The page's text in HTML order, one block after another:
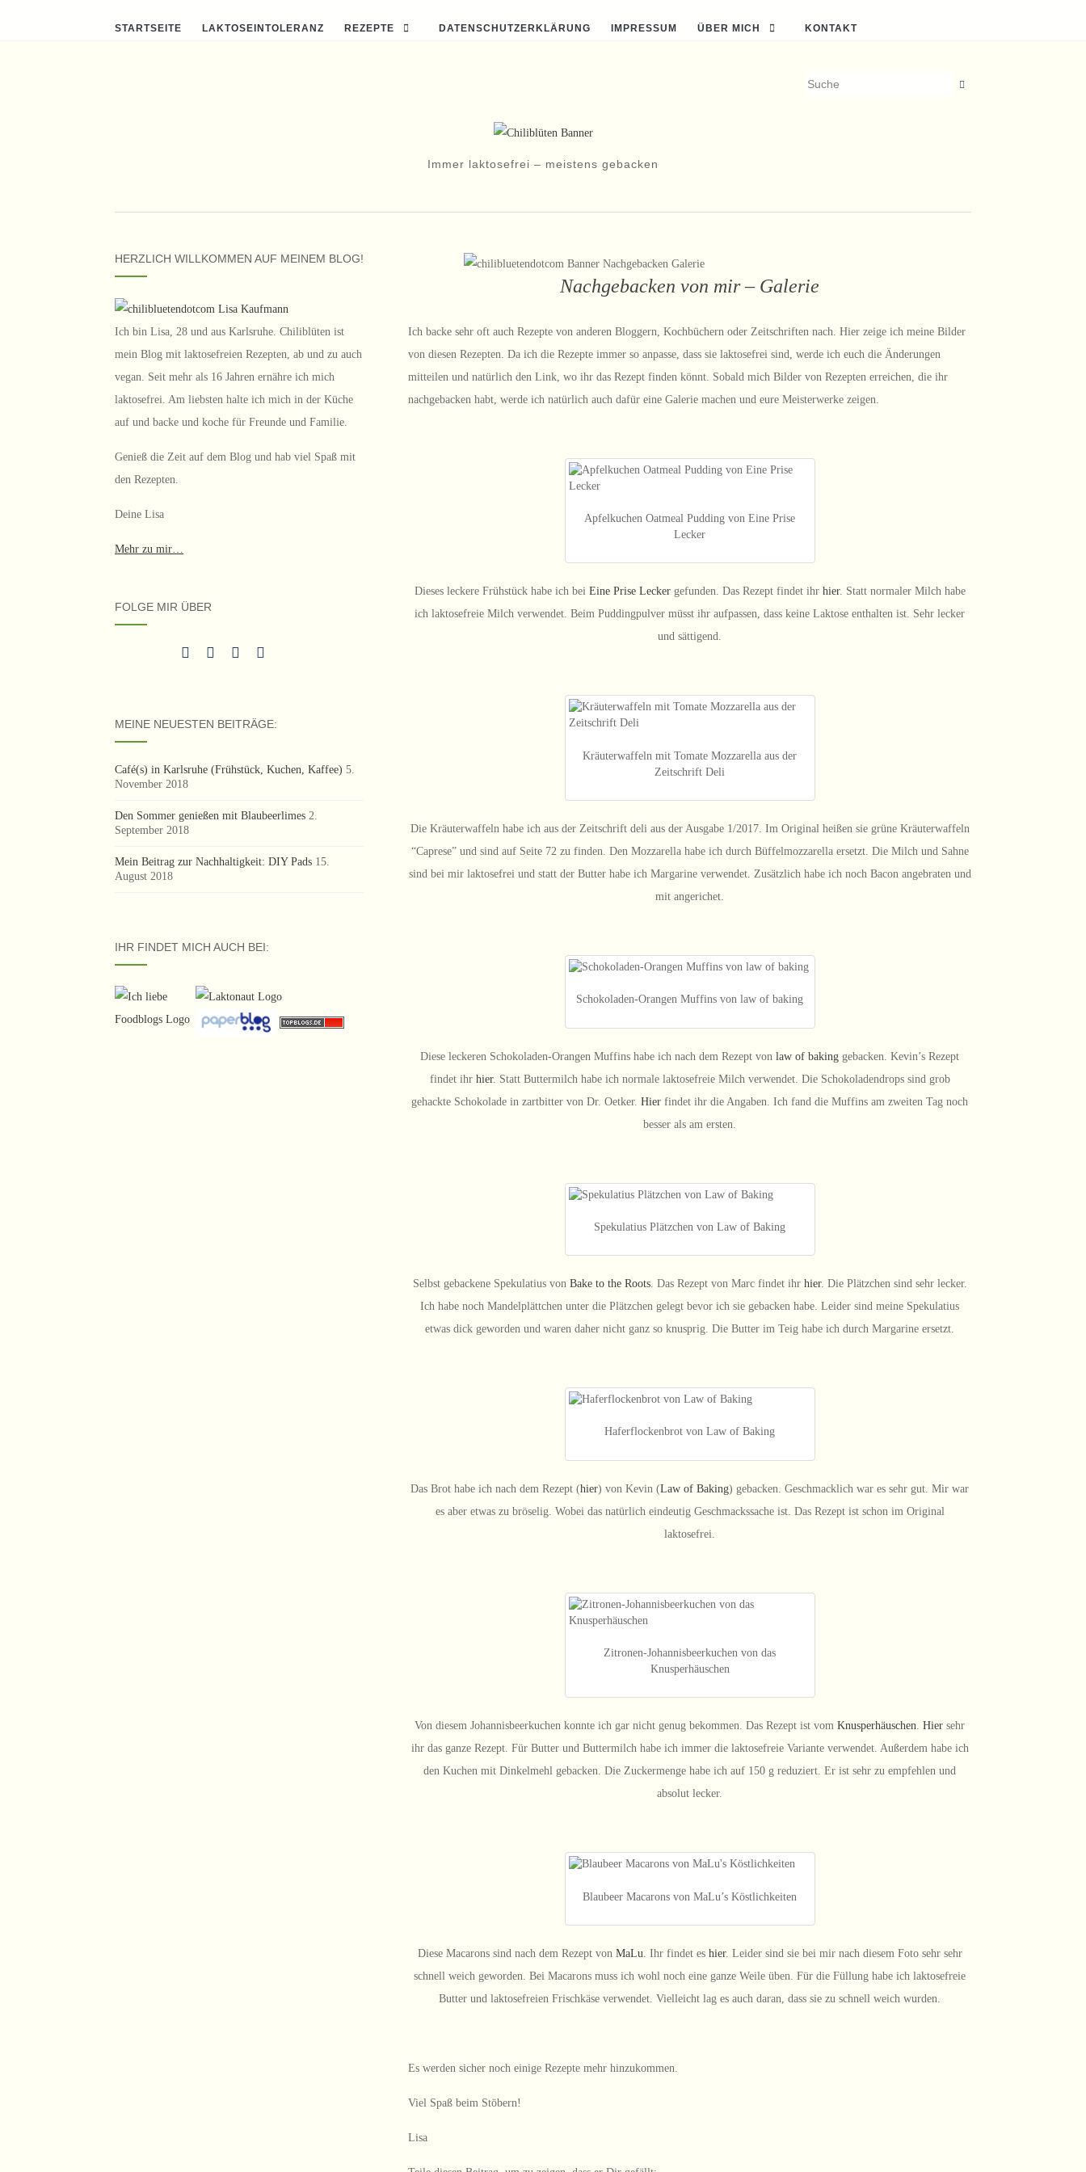
STARTSEITE LAKTOSEINTOLERANZ REZEPTE DATENSCHUTZERKLÄRUNG IMPRESSUM ÜBER MICH KONTAKT
Immer laktosefrei – meistens gebacken
Nachgebacken von mir – Galerie
Ich backe sehr oft auch Rezepte von anderen Bloggern, Kochbüchern oder Zeitschriften nach. Hier zeige ich meine Bilder
von diesen Rezepten. Da ich die Rezepte immer so anpasse, dass sie laktosefrei sind, werde ich euch die Änderungen
mitteilen und natürlich den Link, wo ihr das Rezept finden könnt. Sobald mich Bilder von Rezepten erreichen, die ihr
nachgebacken habt, werde ich natürlich auch dafür eine Galerie machen und eure Meisterwerke zeigen.
Apfelkuchen Oatmeal Pudding von Eine Prise
Lecker
Dieses leckere Frühstück habe ich bei Eine Prise Leckergefunden. Das Rezept findet ihr hier. Statt normaler Milch habe
ich laktosefreie Milch verwendet. Beim Puddingpulver müsst ihr aufpassen, dass keine Laktose enthalten ist. Sehr lecker
und sättigend.
Kräuterwaffeln mit Tomate Mozzarella aus der
Zeitschrift Deli
Die Kräuterwaffeln habe ich aus der Zeitschrift deli aus der Ausgabe 1/2017. Im Original heißen sie grüne Kräuterwaffeln
“Caprese” und sind auf Seite 72 zu finden. Den Mozzarella habe ich durch Büffelmozzarella ersetzt. Die Milch und Sahne
sind bei mir laktosefrei und statt der Butter habe ich Margarine verwendet. Zusätzlich habe ich noch Bacon angebraten und
mit angerichet.
Schokoladen-Orangen Muffins von law of baking
Diese leckeren Schokoladen-Orangen Muffins habe ich nach dem Rezept vonlaw of baking gebacken. Kevin’s Rezept
findet ihr hier. Statt Buttermilch habe ich normale laktosefreie Milch verwendet. Die Schokoladendrops sind grob
gehackte Schokolade in zartbitter von Dr. Oetker.Hier findet ihr die Angaben. Ich fand die Muffins am zweiten Tag noch
besser als am ersten.
Spekulatius Plätzchen von Law of Baking
Selbst gebackene Spekulatius von Bake to the Roots. Das Rezept von Marc findet ihr hier. Die Plätzchen sind sehr lecker.
Ich habe noch Mandelplättchen unter die Plätzchen gelegt bevor ich sie gebacken habe. Leider sind meine Spekulatius
etwas dick geworden und waren daher nicht ganz so knusprig. Die Butter im Teig habe ich durch Margarine ersetzt.
Haferflockenbrot von Law of Baking
Das Brot habe ich nach dem Rezept (hier) von Kevin (Law of Baking) gebacken. Geschmacklich war es sehr gut. Mir war
es aber etwas zu bröselig. Wobei das natürlich eindeutig Geschmackssache ist. Das Rezept ist schon im Original
laktosefrei.
Zitronen-Johannisbeerkuchen von das
Knusperhäuschen
Von diesem Johannisbeerkuchen konnte ich gar nicht genug bekommen. Das Rezept ist vomKnusperhäuschen.Hier sehr
ihr das ganze Rezept. Für Butter und Buttermilch habe ich immer die laktosefreie Variante verwendet. Außerdem habe ich
den Kuchen mit Dinkelmehl gebacken. Die Zuckermenge habe ich auf 150 g reduziert. Er ist sehr zu empfehlen und
absolut lecker.
Blaubeer Macarons von MaLu’s Köstlichkeiten
Diese Macarons sind nach dem Rezept von MaLu . Ihr findet es hier. Leider sind sie bei mir nach diesem Foto sehr sehr
schnell weich geworden. Bei Macarons muss ich wohl noch eine ganze Weile üben. Für die Füllung habe ich laktosefreie
Butter und laktosefreien Frischkäse verwendet. Vielleicht lag es auch daran, dass sie zu schnell weich wurden.
Es werden sicher noch einige Rezepte mehr hinzukommen.
Viel Spaß beim Stöbern!
Lisa
HERZLICH WILLKOMMEN AUF MEINEM BLOG!
Ich bin Lisa, 28 und aus Karlsruhe. Chiliblüten ist
mein Blog mit laktosefreien Rezepten, ab und zu auch
vegan. Seit mehr als 16 Jahren ernähre ich mich
laktosefrei. Am liebsten halte ich mich in der Küche
auf und backe und koche für Freunde und Familie.
Genieß die Zeit auf dem Blog und hab viel Spaß mit
den Rezepten.
Deine Lisa
Mehr zu mir…
FOLGE MIR ÜBER
MEINE NEUESTEN BEITRÄGE:
Café(s) in Karlsruhe (Frühstück, Kuchen, Kaffee) 5.
November 2018
Den Sommer genießen mit Blaubeerlimes 2.
September 2018
Mein Beitrag zur Nachhaltigkeit: DIY Pads 15.
August 2018
IHR FINDET MICH AUCH BEI: